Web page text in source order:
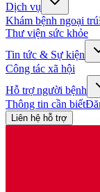
Dịch vụ
Khám bệnh ngoại trú
Thư viện sức khỏe
Tin tức & Sự kiện
Công tác xã hội
Hỗ trợ người bệnh
Thông tin cần biết
Liên hệ hỗ trợ